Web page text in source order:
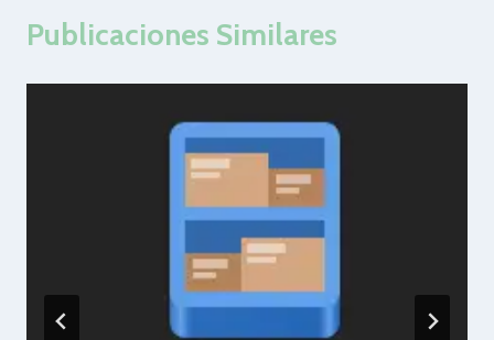
Publicaciones Similares